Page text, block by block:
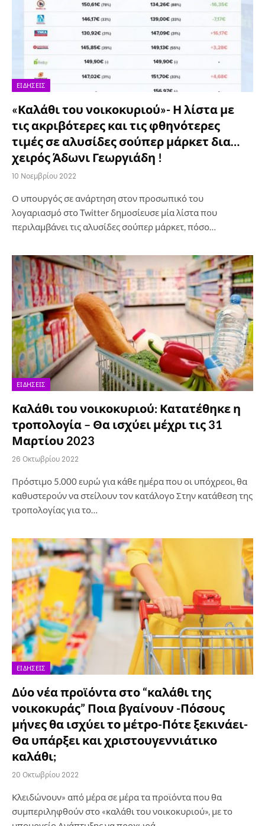
ΕΙΔΉΣΕΙΣ
«Καλάθι του νοικοκυριού»- Η λίστα με
τις ακριβότερες και τις φθηνότερες
τιμές σε αλυσίδες σούπερ μάρκετ δια…
χειρός Άδωνι Γεωργιάδη !
10 Νοεμβρίου 2022
Ο υπουργός σε ανάρτηση στον προσωπικό του
λογαριασμό στο Twitter δημοσίευσε μία λίστα που
περιλαμβάνει τις αλυσίδες σούπερ μάρκετ, πόσο…
ΕΙΔΉΣΕΙΣ
Καλάθι του νοικοκυριού: Κατατέθηκε η
τροπολογία – Θα ισχύει μέχρι τις 31
Μαρτίου 2023
26 Οκτωβρίου 2022
Πρόστιμο 5.000 ευρώ για κάθε ημέρα που οι υπόχρεοι, θα
καθυστερούν να στείλουν τον κατάλογο Στην κατάθεση της
τροπολογίας για το…
ΕΙΔΉΣΕΙΣ
Δύο νέα προϊόντα στο “καλάθι της
νοικοκυράς” Ποια βγαίνουν -Πόσους
μήνες θα ισχύει το μέτρο-Πότε ξεκινάει-
Θα υπάρξει και χριστουγεννιάτικο
καλάθι;
20 Οκτωβρίου 2022
Κλειδώνουν» από μέρα σε μέρα τα προϊόντα που θα
συμπεριληφθούν στο «καλάθι του νοικοκυριού», με το